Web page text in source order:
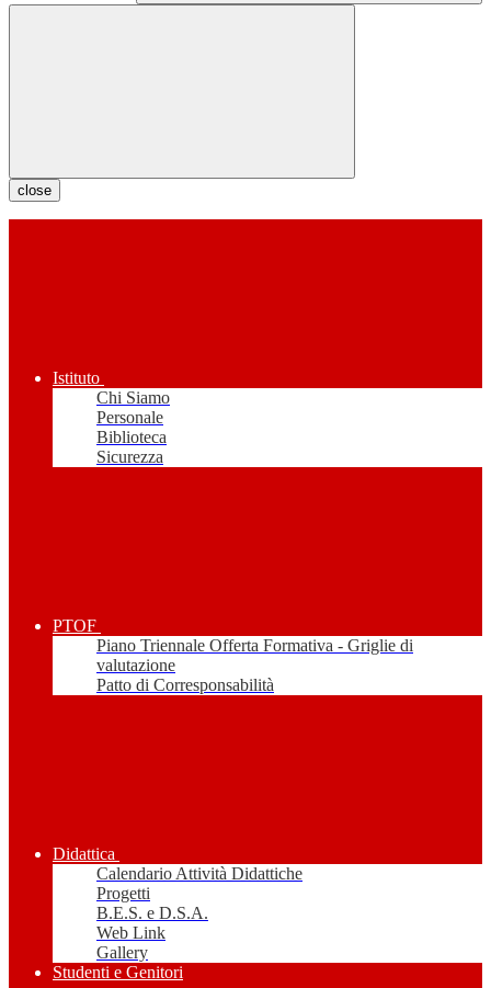
close
Istituto
Chi Siamo
Personale
Biblioteca
Sicurezza
PTOF
Piano Triennale Offerta Formativa - Griglie di
valutazione
Patto di Corresponsabilità
Didattica
Calendario Attività Didattiche
Progetti
B.E.S. e D.S.A.
Web Link
Gallery
Studenti e Genitori